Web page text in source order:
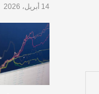
14 أبريل، 2026